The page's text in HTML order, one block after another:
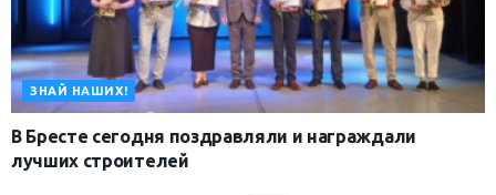
ЗНАЙ НАШИХ!
В Бресте сегодня поздравляли и награждали
лучших строителей